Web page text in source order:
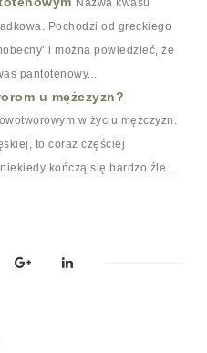
Pochodzi od greckiego
i można powiedzieć, że
pantotenowy...
u mężczyzn?
w życiu mężczyzn.
to coraz częściej
kończą się bardzo źle...